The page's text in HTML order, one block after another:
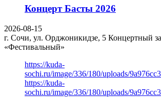
Концерт Басты 2026
2026-08-15
г. Сочи, ул. Орджоникидзе, 5 Концертный
«Фестивальный»
https://kuda-
sochi.ru/image/336/180/uploads/
https://kuda-
sochi.ru/image/336/180/uploads/